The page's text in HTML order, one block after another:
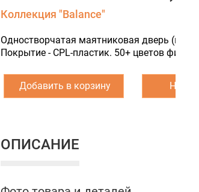
Коллекция "Balance"
Одностворчатая маятниковая дверь (цвет
Покрытие - CPL-пластик. 50+ цветов
Добавить в корзину
ОПИСАНИЕ